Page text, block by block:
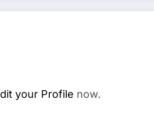
your Profile now.